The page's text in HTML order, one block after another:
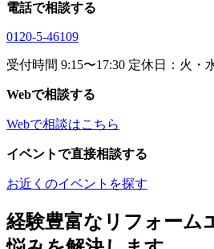
電話で相談する
0120-5-46109
受付時間 9:15〜17:30 定休日：火・
Webで相談する
Webで相談はこちら
イベントで直接相談する
お近くのイベントを探す
経験豊富なリフォーム